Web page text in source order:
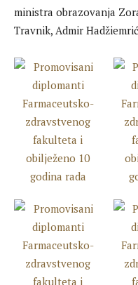
ministra obrazovanja
Travnik, Admir